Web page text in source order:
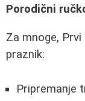
Porodični
Za mnoge,
praznik:
Pripremanje